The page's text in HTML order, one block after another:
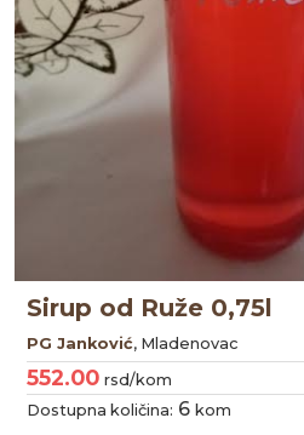
Sirup od Ruže 0,75l
PG Janković, Mladenovac
552.00 rsd/kom
Dostupna količina: 6 kom